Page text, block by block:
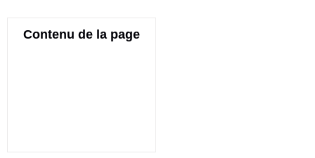
Contenu de la page